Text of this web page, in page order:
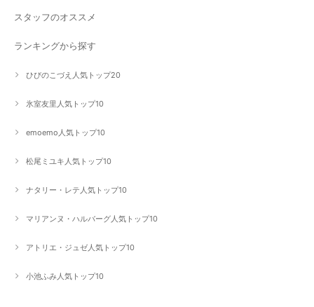
スタッフのオススメ
ランキングから探す
ひびのこづえ人気トップ20
氷室友里人気トップ10
emoemo人気トップ10
松尾ミユキ人気トップ10
ナタリー・レテ人気トップ10
マリアンヌ・ハルバーグ人気トップ10
アトリエ・ジュゼ人気トップ10
小池ふみ人気トップ10